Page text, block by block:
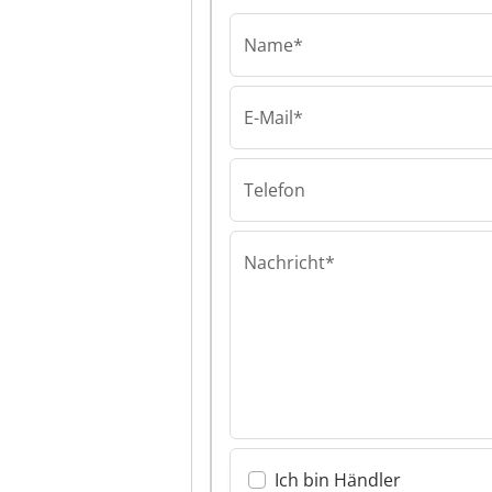
B.V.
Name*
E-Mail*
Telefon
Nachricht*
Ich bin Händler